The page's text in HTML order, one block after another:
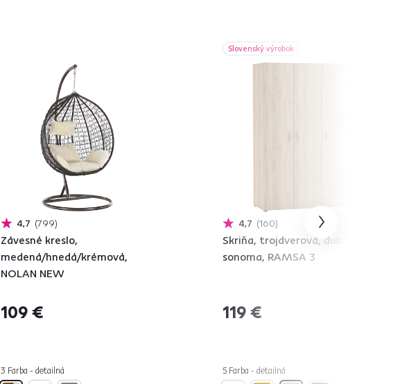
4,7 799
Závesné kreslo,
medená/hnedá/krémová,
NOLAN NEW
109 €
3 Farba - detailná
Slovenský výrobok
4,7 160
Skriňa, trojdverová, dub
sonoma, RAMSA 3
119 €
5 Farba - detailná